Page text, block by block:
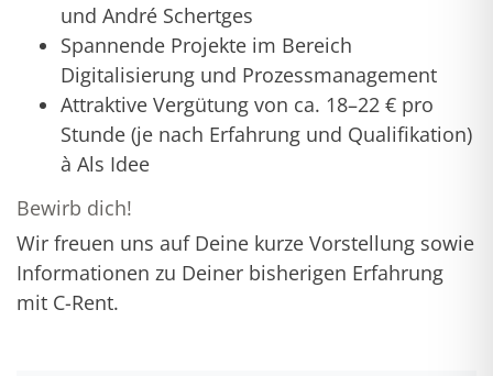
und André Schertges
Spannende Projekte im Bereich
Digitalisierung und Prozessmanagement
Attraktive Vergütung von ca. 18–22 € pro
Stunde (je nach Erfahrung und Qualifikation)
à Als Idee
Bewirb dich!
Wir freuen uns auf Deine kurze Vorstellung sowie
Informationen zu Deiner bisherigen Erfahrung
mit C-Rent.